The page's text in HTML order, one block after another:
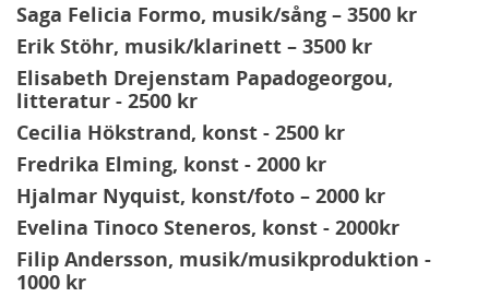
Saga Felicia Formo, musik/sång – 3500 kr
Erik Stöhr, musik/klarinett – 3500 kr
Elisabeth Drejenstam Papadogeorgou,
litteratur - 2500 kr
Cecilia Hökstrand, konst - 2500 kr
Fredrika Elming, konst - 2000 kr
Hjalmar Nyquist, konst/foto – 2000 kr
Evelina Tinoco Steneros, konst - 2000kr
Filip Andersson, musik/musikproduktion -
1000 kr